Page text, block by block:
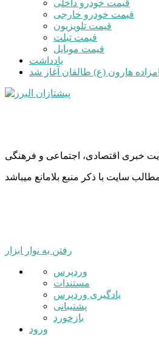
قیمت خودرو داخلی
قیمت خودرو خارجی
قیمت تلویزیون
قیمت تبلت
قیمت موبایل
یادداشت
هارون (ع) طالقان آغاز شد
خبری اقتصادی، اجتماعی و فرهنگی
رفتن به نوار ابزار
درباره
وردپرس
وردپرس
مستندات
یادگیری وردپرس
پشتیبانی
بازخورد
ورود